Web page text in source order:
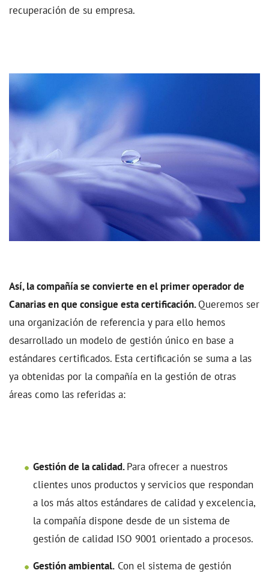
recuperación de su empresa.
Así, la compañía se convierte en el primer operador de
Canarias en que consigue esta certificación.Queremos ser
una organización de referencia y para ello hemos
desarrollado un modelo de gestión único en base a
estándares certificados. Esta certificación se suma a las
ya obtenidas por la compañía en la gestión de otras
áreas como las referidas a:
Gestión de la calidad.Para ofrecer a nuestros
clientes unos productos y servicios que respondan
a los más altos estándares de calidad y excelencia,
la compañía dispone desde de un sistema de
gestión de calidad ISO 9001 orientado a procesos.
Gestión ambiental. Con el sistema de gestión